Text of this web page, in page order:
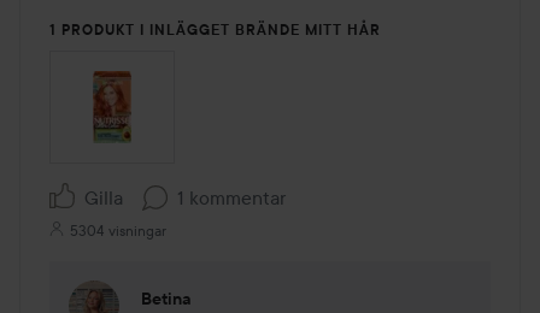
1 PRODUKT I INLÄGGET BRÄNDE MITT HÅR
Gilla 1 kommentar
5304 visningar
Betina